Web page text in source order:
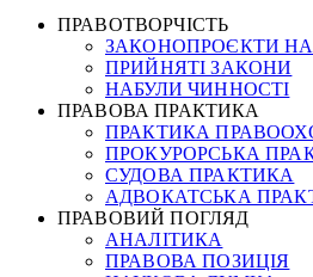
ПРАВОТВОРЧІСТЬ
ЗАКОНОПРОЄКТИ НА
ПРИЙНЯТІ ЗАКОНИ
НАБУЛИ ЧИННОСТІ
ПРАВОВА ПРАКТИКА
ПРАКТИКА
ПРОКУРОРСЬКА
СУДОВА ПРАКТИКА
АДВОКАТСЬКА
ПРАВОВИЙ ПОГЛЯД
АНАЛІТИКА
ПРАВОВА ПОЗИЦІЯ